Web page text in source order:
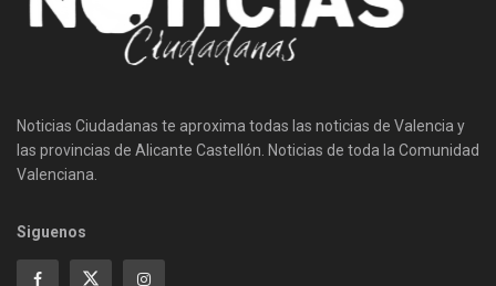
Noticias Ciudadanas te aproxima todas las noticias de Valencia y
las provincias de Alicante Castellón. Noticias de toda la Comunidad
Valenciana.
Siguenos